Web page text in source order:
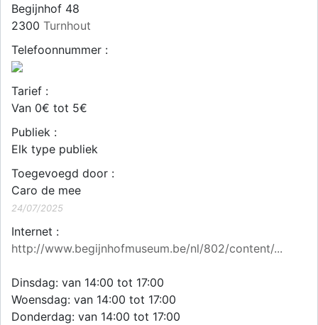
Begijnhof 48
2300 Turnhout
Telefoonnummer :
Tarief :
Van 0€ tot 5€
Publiek :
Elk type publiek
Toegevoegd door :
Caro de mee
24/07/2025
Internet :
http://www.begijnhofmuseum.be/nl/802/content/...
Dinsdag: van 14:00 tot 17:00
Woensdag: van 14:00 tot 17:00
Donderdag: van 14:00 tot 17:00